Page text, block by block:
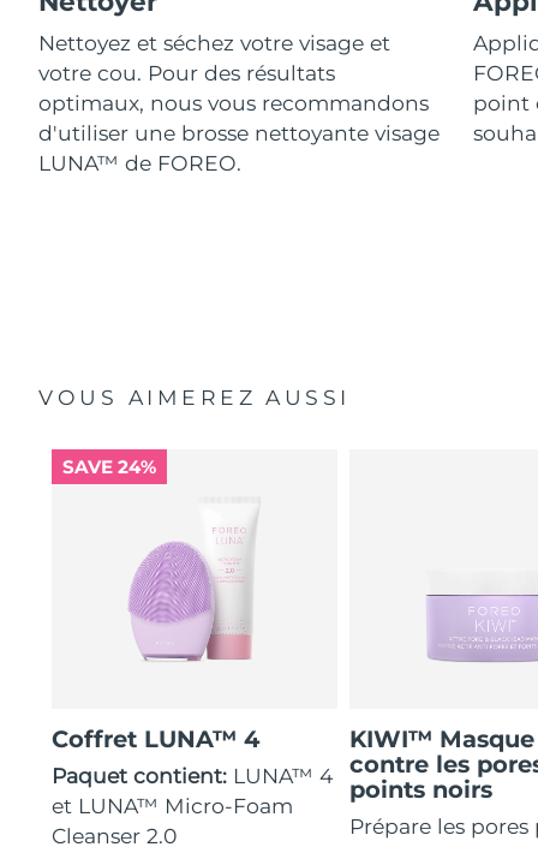
Nettoyez et séchez votre visage et
votre cou. Pour des résultats
optimaux, nous vous recommandons
d'utiliser une brosse nettoyante visage
LUNA™ de FOREO.
point
VOUS AIMEREZ AUSSI
SAVE 24%
Coffret LUNA™ 4
Paquet contient: LUNA™ 4
et LUNA™ Micro-Foam
Cleanser 2.0
KIWI™
contre les
points noirs
Prépare les